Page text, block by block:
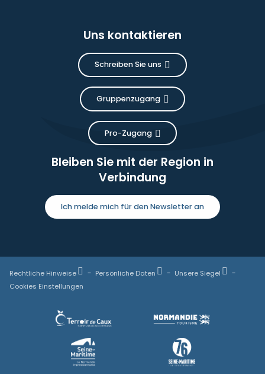
Uns kontaktieren
Schreiben Sie uns
Gruppenzugang
Pro-Zugang
Bleiben Sie mit der Region in
Verbindung
Ich melde mich für den Newsletter an
Rechtliche Hinweise Persönliche Daten
Unsere Siegel
Cookies Einstellungen